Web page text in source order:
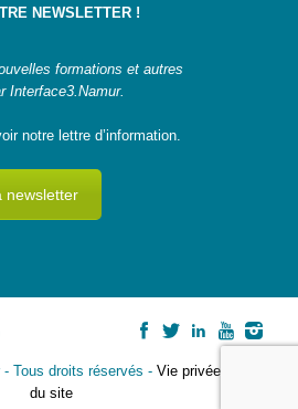
NEWSLETTER !
formations et autres
Interface3.Namur.
notre lettre d’information.
newsletter
Tous droits réservés - Vie privée
du site